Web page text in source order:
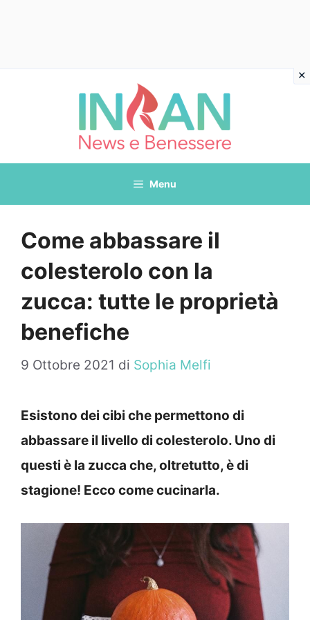
Menu
Come abbassare il
colesterolo con la
zucca: tutte le proprietà
benefiche
9 Ottobre 2021 di Sophia Melfi
Esistono dei cibi che permettono di
abbassare il livello di colesterolo. Uno di
questi è la zucca che, oltretutto, è di
stagione! Ecco come cucinarla.